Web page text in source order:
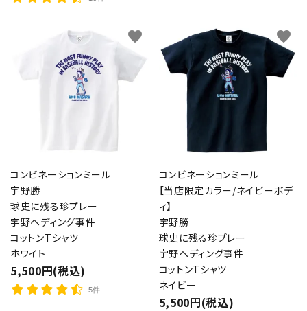
コンビネーションミール
宇野勝
球史に残る珍プレー
宇野ヘディング事件
コットンTシャツ
ホワイト
5,500円(税込)
5件
favorite
コンビネーションミール
【当店限定カラー/ネイビーボデ
ィ】
宇野勝
球史に残る珍プレー
宇野ヘディング事件
コットンTシャツ
ネイビー
5,500円(税込)
favorite